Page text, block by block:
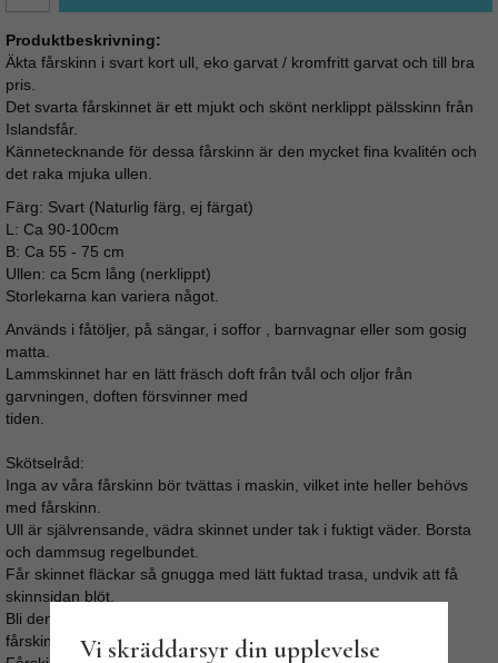
Produktbeskrivning:
Äkta fårskinn i svart kort ull, eko garvat / kromfritt garvat och till bra
pris.
Det svarta fårskinnet är ett mjukt och skönt nerklippt pälsskinn från
Islandsfår.
Kännetecknande för dessa fårskinn är den mycket fina kvalitén och
det raka mjuka ullen.
Färg: Svart (Naturlig färg, ej färgat)
L: Ca 90-100cm
B: Ca 55 - 75 cm
Ullen: ca 5cm lång (nerklippt)
Storlekarna kan variera något.
Används i fåtöljer, på sängar, i soffor , barnvagnar eller som gosig
matta.
Lammskinnet har en lätt fräsch doft från tvål och oljor från
garvningen, doften försvinner med
tiden.
Skötselråd:
Inga av våra fårskinn bör tvättas i maskin, vilket inte heller behövs
med fårskinn.
Ull är självrensande, vädra skinnet under tak i fuktigt väder. Borsta
och dammsug regelbundet.
Får skinnet fläckar så gnugga med lätt fuktad trasa, undvik att få
skinnsidan blöt.
Bli den ändå fuktig så låt den torka långsamt och stretcha/dra i
fårskinnet med jämna mellanrum.
Vi skräddarsyr din upplevelse